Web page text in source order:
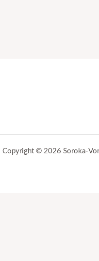
Copyright © 2026 Soroka-